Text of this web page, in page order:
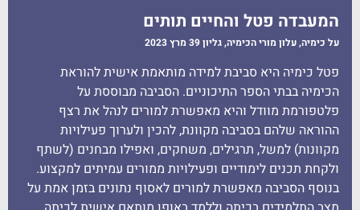
המעבדה פטל והחיים תותים
על כימיה, עלון מורי הכימיה, גליון 39 מרץ 2023​
פטל כימיה היא סביבת למידה מותאמת אישית להוראת
הכימיה בבתי הספר התיכוניים. הסביבה מבוססת על
פלטפורמת מוודל והיא מאפשרת למורים לנהל את רצף
ההוראה שלהם בסביבה מקוונת, להכין ולערוך פעילויות
מקוונות) למשל, תרגילים, משחקים, ואפילו מבחנים (לשתף
ולקחת תכנים לימודיים ופעילויות ממורים עמיתים למקצוע.
בנוסף הסביבה מאפשרת למורים לאסוף נתונים בזמן אמת על